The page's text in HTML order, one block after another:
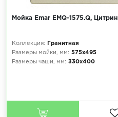
Мойка Emar EMQ-1575.Q, Цитрин
Коллекция:
Гранитная
Размеры мойки, мм: 575х495
Размеры чаши, мм: 330х400